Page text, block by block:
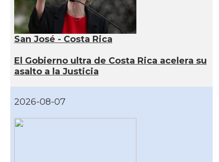
San José - Costa Rica
El Gobierno ultra de Costa Rica acelera su
asalto a la Justicia
2026-08-07